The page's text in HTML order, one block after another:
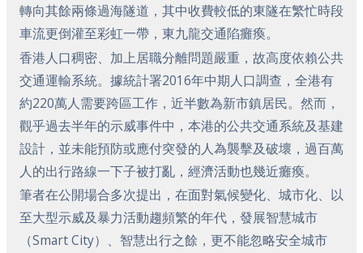
轉向其餘兩條過海隧道，其中收費較低的東隧在繁忙時段
車流更倒灌至彩虹一帶，東九龍交通陷癱瘓。
香港人口稠密、加上居職分離問題嚴重，故高度依賴公共
交通運輸系統。據統計署2016年中期人口調查，全港有
約220萬人需要跨區工作，近半數為新市鎮居民。然而，
觀乎過去半年的示威事件中，本港的公共交通系統及基建
設計，並未能預防或應付突發的人為襲擊及破壞，過百萬
人的出行路線一下子被打亂，經濟活動也幾近癱瘓。
筆者在公開場合多次提出，在面對氣候變化、城市化、以
至大型示威及暴力活動趨頻繁的年代，發展智慧城市
（Smart City）、智慧出行之餘，更不能忽略安全城市